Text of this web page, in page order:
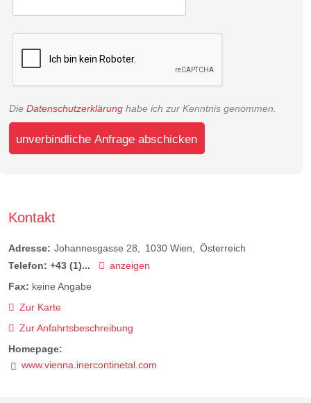
Die Datenschutzerklärung habe ich zur Kenntnis genommen.
unverbindliche Anfrage abschicken
Kontakt
Adresse: Johannesgasse 28 1030 Wien
Österreich
Telefon: +43 (1)...
anzeigen
Fax: keine Angabe
Zur Karte
Zur Anfahrtsbeschreibung
Homepage:
www.vienna.inercontinetal.com